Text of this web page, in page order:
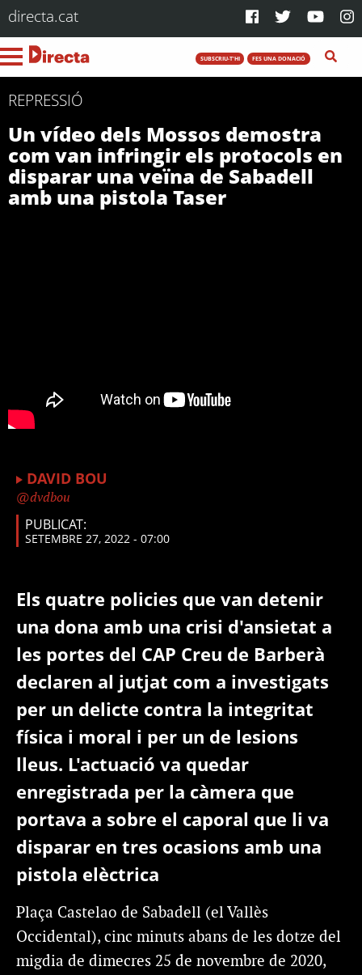
directa.cat
SUBSCRIU-T'HI FES UNA DONACIÓ
REPRESSIÓ
Un vídeo dels Mossos demostra
com van infringir els protocols en
disparar una veïna de Sabadell
amb una pistola Taser
DAVID BOU
dvdbou
PUBLICAT:
SETEMBRE 27, 2022 - 07:00
Els quatre policies que van detenir
una dona amb una crisi d'ansietat a
les portes del CAP Creu de Barberà
declaren al jutjat com a investigats
per un delicte contra la integritat
física i moral i per un de lesions
lleus. L'actuació va quedar
enregistrada per la càmera que
portava a sobre el caporal que li va
disparar en tres ocasions amb una
pistola elèctrica
Plaça Castelao de Sabadell (el Vallès
Occidental), cinc minuts abans de les dotze del
migdia de dimecres 25 de novembre de 2020,